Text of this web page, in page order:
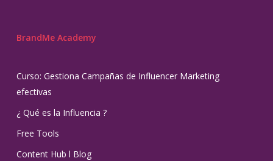
BrandMe Academy
Curso: Gestiona Campañas de Influencer Marketing
efectivas
¿ Qué es la Influencia ?
Free Tools
Content Hub l Blog